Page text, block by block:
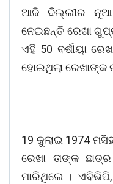
ଆଜି ଦିଲ୍ଲୀର ନୂଆ
ନେଇଛନ୍ତି ରେଖା
ଏହି 50 ବର୍ଷୀୟା
ହୋଇଥିଲା ରେଖାଙ୍କ
19 ଜୁଲାଇ 1974
ରେଖା ତାଙ୍କ
ମାରିଥିଲେ ।